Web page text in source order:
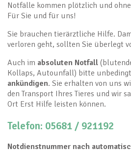
Notfälle kommen plötzlich und
Für Sie und für uns!
Sie brauchen tierärztliche Hilfe.
verloren geht, sollten Sie überlegt
Auch im absoluten Notfall
Kollaps, Autounfall) bitte unbedingt
ankündigen. Sie erhalten von uns
den Transport Ihres Tieres und wir
Ort Erst Hilfe leisten können.
Telefon: 05681 / 921192
Notdienstnummer nach